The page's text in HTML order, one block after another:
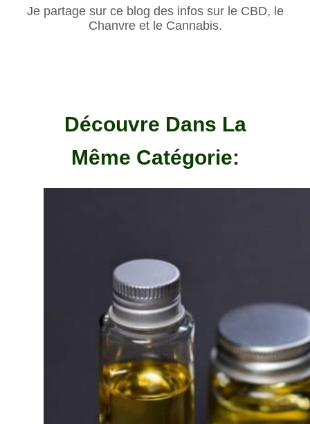
Je partage sur ce blog des infos sur le CBD, le
Chanvre et le Cannabis.
Découvre Dans La
Même Catégorie: